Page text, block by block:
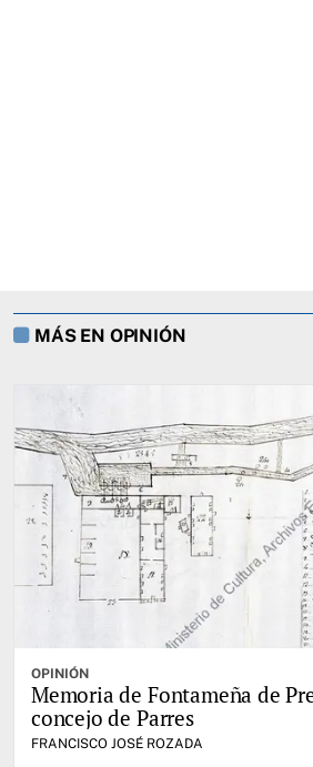
MÁS EN OPINIÓN
OPINIÓN
Memoria de Fontameña de
concejo de Parres
FRANCISCO JOSÉ ROZADA